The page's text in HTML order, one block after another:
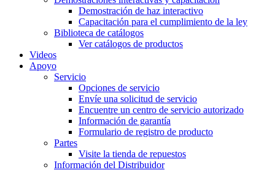
Demostración de haz interactivo
Capacitación para el cumplimiento de la ley
Biblioteca de catálogos
Ver catálogos de productos
Videos
Apoyo
Servicio
Opciones de servicio
Envíe una solicitud de servicio
Encuentre un centro de servicio autorizado
Información de garantía
Formulario de registro de producto
Partes
Visite la tienda de repuestos
Información del Distribuidor